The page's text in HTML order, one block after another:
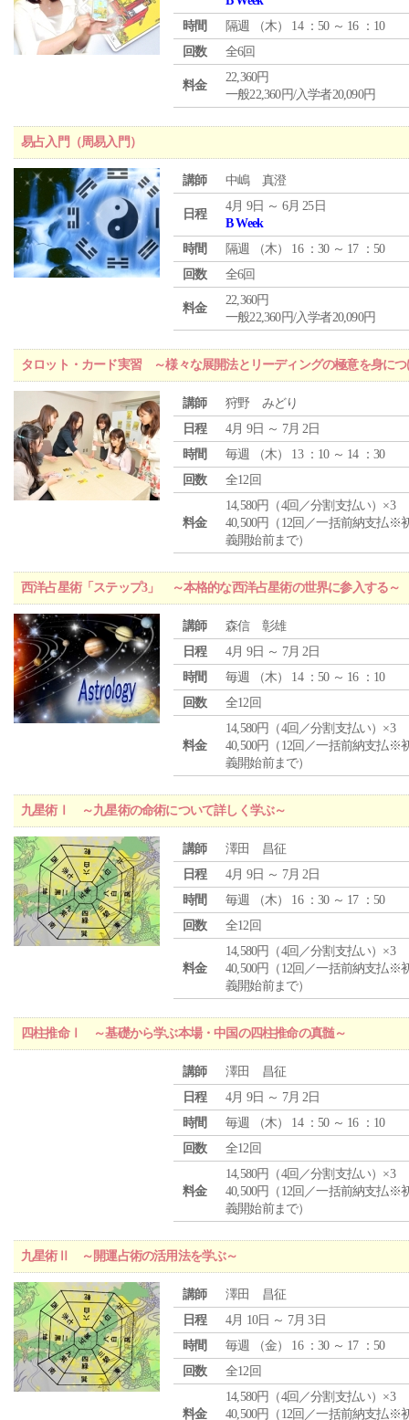
時間
隔週 （木） 14 ：50 ～ 16 ：10
回数
全6回
料金
22,360円
一般22,360円/入学者20,090円
易占入門（周易入門）
講師 中嶋 真澄
日程
4月 9日 ～ 6月 25日
B Week
時間
隔週 （木） 16 ：30 ～ 17 ：50
回数
全6回
料金
22,360円
一般22,360円/入学者20,090円
タロット・カード実習 ～様々な展開法とリーディングの極意を身につ
講師
狩野 みどり
日程
4月 9日 ～ 7月 2日
時間
毎週 （木） 13 ：10 ～ 14 ：30
回数
全12回
料金
14,580円（4回／分割支払い）×3
40,500円（12回／一括前納支払※
義開始前まで）
西洋占星術「ステップ3」 ～本格的な西洋占星術の世界に参入する～
講師
森信 彰雄
日程
4月 9日 ～ 7月 2日
時間
毎週 （木） 14 ：50 ～ 16 ：10
回数
全12回
料金
14,580円（4回／分割支払い）×3
40,500円（12回／一括前納支払※
義開始前まで）
九星術Ⅰ ～九星術の命術について詳しく学ぶ～
講師
澤田 昌征
日程
4月 9日 ～ 7月 2日
時間
毎週 （木） 16 ：30 ～ 17 ：50
回数
全12回
料金
14,580円（4回／分割支払い）×3
40,500円（12回／一括前納支払※
義開始前まで）
四柱推命Ⅰ ～基礎から学ぶ本場・中国の四柱推命の真髄～
講師
澤田 昌征
日程
4月 9日 ～ 7月 2日
時間
毎週 （木） 14 ：50 ～ 16 ：10
回数
全12回
料金
14,580円（4回／分割支払い）×3
40,500円（12回／一括前納支払※
義開始前まで）
九星術Ⅱ ～開運占術の活用法を学ぶ～
講師
澤田 昌征
日程
4月 10日 ～ 7月 3日
時間
毎週 （金） 16 ：30 ～ 17 ：50
回数
全12回
料金
14,580円（4回／分割支払い）×3
40,500円（12回／一括前納支払※